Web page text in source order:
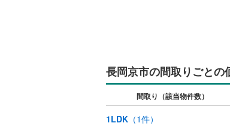
長岡京市の間取りごとの
間取り（該当物件数）
1LDK （1件）